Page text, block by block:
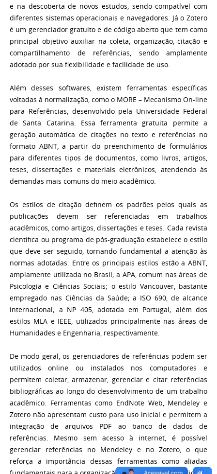
e na descoberta de novos estudos, sendo compatível com
diferentes sistemas operacionais e navegadores. Já o Zotero
é um gerenciador gratuito e de código aberto que tem como
principal objetivo auxiliar na coleta, organização, citação e
compartilhamento de referências, sendo amplamente
adotado por sua flexibilidade e facilidade de uso.
Além desses softwares, existem ferramentas específicas
voltadas à normalização, como o MORE – Mecanismo On-line
para Referências, desenvolvido pela Universidade Federal
de Santa Catarina. Essa ferramenta gratuita permite a
geração automática de citações no texto e referências no
formato ABNT, a partir do preenchimento de formulários
para diferentes tipos de documentos, como livros, artigos,
teses, dissertações e materiais eletrônicos, atendendo às
demandas mais comuns do meio acadêmico.
Os estilos de citação definem os padrões pelos quais as
publicações devem ser referenciadas em trabalhos
acadêmicos, como artigos, dissertações e teses. Cada revista
científica ou programa de pós-graduação estabelece o estilo
que deve ser seguido, tornando fundamental a atenção às
normas adotadas. Entre os principais estilos estão a ABNT,
amplamente utilizada no Brasil; a APA, comum nas áreas de
Psicologia e Ciências Sociais; o estilo Vancouver, bastante
empregado nas Ciências da Saúde; a ISO 690, de alcance
internacional; a NP 405, adotada em Portugal; além dos
estilos MLA e IEEE, utilizados principalmente nas áreas de
Humanidades e Engenharia, respectivamente.
De modo geral, os gerenciadores de referências podem ser
utilizados online ou instalados nos computadores e
permitem coletar, armazenar, gerenciar e citar referências
bibliográficas ao longo do desenvolvimento de um trabalho
acadêmico. Ferramentas como EndNote Web, Mendeley e
Zotero não apresentam custo para uso inicial e permitem a
integração de arquivos PDF ao banco de dados de
referências. Mesmo sem acesso à internet, é possível
gerenciar referências no Mendeley e no Zotero, o que
reforça a importância dessas ferramentas como aliadas